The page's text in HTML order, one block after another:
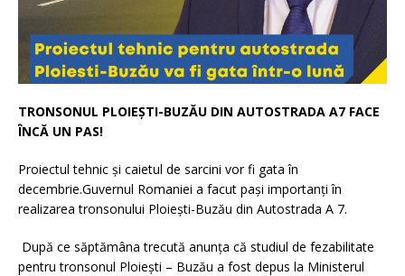
TRONSONUL PLOIEȘTI-BUZĂU DIN AUTOSTRADA A7 FACE
ÎNCĂ UN PAS!
Proiectul tehnic și caietul de sarcini vor fi gata în
decembrie.Guvernul Romaniei a facut pași importanți în
realizarea tronsonului Ploiești-Buzău din Autostrada A 7.
După ce săptămâna trecută anunța că studiul de fezabilitate
pentru tronsonul Ploiești – Buzău a fost depus la Ministerul